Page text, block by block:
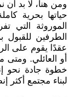
ومن هنا، لا بد أن
حياتها بحرية
الموروثة التي
الطرفين للقبول
عقدًا يقوم على
أو العائلي.
خطوة جادة نحو
لبناء مجتمع أكثر